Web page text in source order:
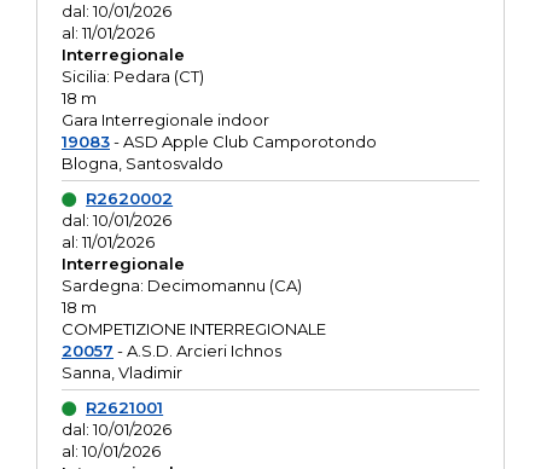
dal: 10/01/2026
al: 11/01/2026
Interregionale
Sicilia: Pedara (CT)
18 m
Gara Interregionale indoor
19083- ASD Apple Club Camporotondo
Blogna, Santosvaldo
R2620002
dal: 10/01/2026
al: 11/01/2026
Interregionale
Sardegna: Decimomannu (CA)
18 m
COMPETIZIONE INTERREGIONALE
20057 - A.S.D. Arcieri Ichnos
Sanna, Vladimir
R2621001
dal: 10/01/2026
al: 10/01/2026